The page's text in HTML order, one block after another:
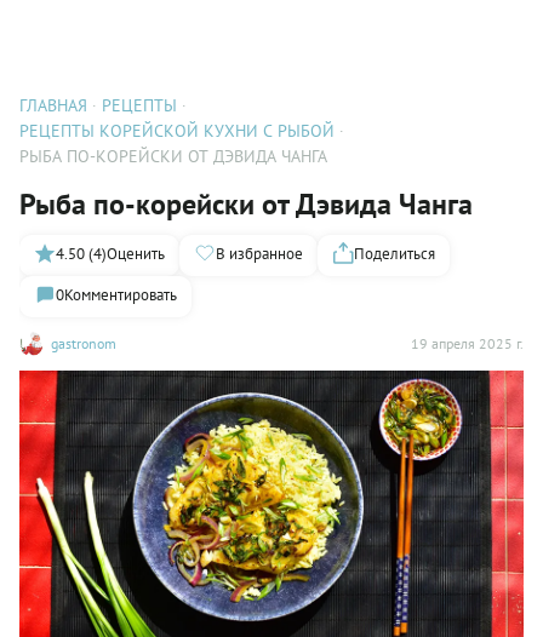
ГЛАВНАЯ
РЕЦЕПТЫ
РЕЦЕПТЫ КОРЕЙСКОЙ КУХНИ С РЫБОЙ
РЫБА ПО-КОРЕЙСКИ ОТ ДЭВИДА ЧАНГА
Рыба по-корейски от Дэвида Чанга
gastronom 19 апреля 2025 г.
4.50 (4)Оценить В избранное
Поделиться
0Комментировать